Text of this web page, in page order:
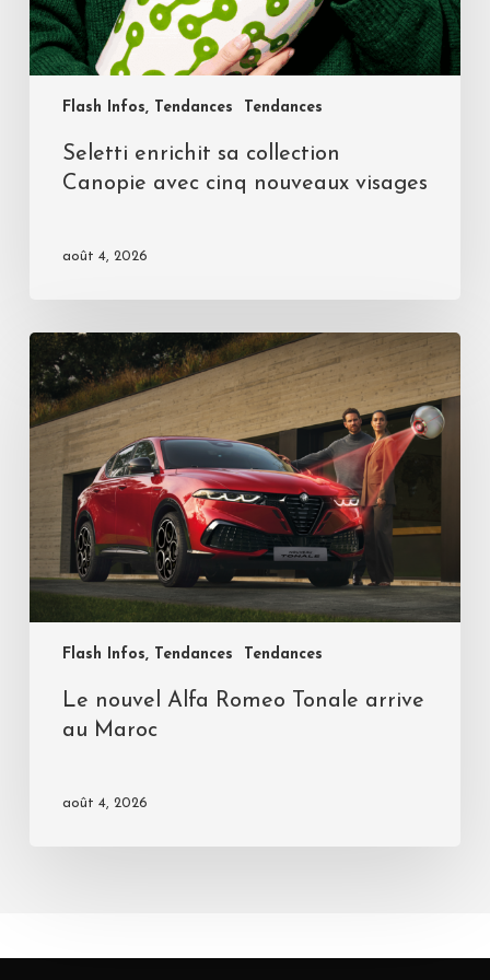
Flash Infos, Tendances Tendances
Seletti enrichit sa collection
Canopie avec cinq nouveaux visages
août 4, 2026
Flash Infos, Tendances Tendances
Le nouvel Alfa Romeo Tonale arrive
au Maroc
août 4, 2026